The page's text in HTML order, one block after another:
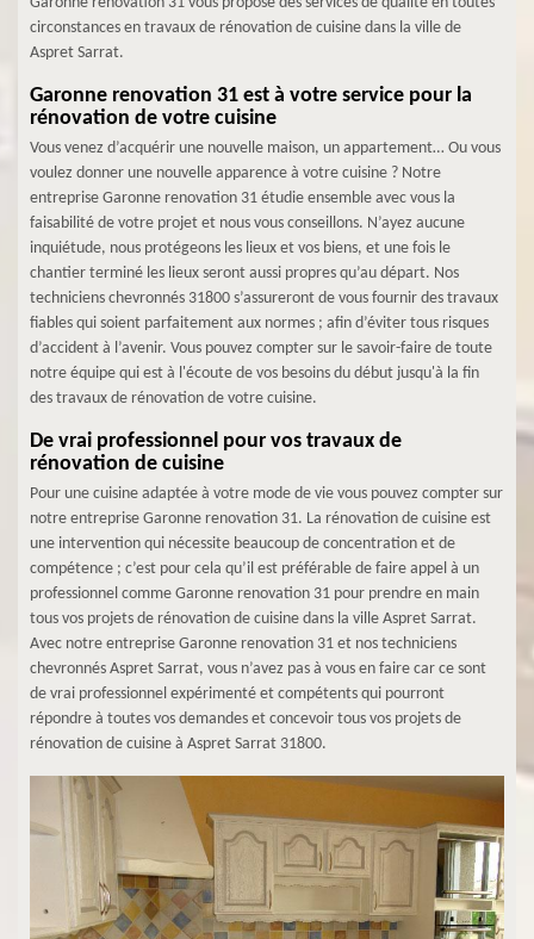
circonstances en travaux de rénovation de cuisine dans la ville de
Aspret Sarrat.
Garonne renovation 31 est à votre service pour la
rénovation de votre cuisine
Vous venez d’acquérir une nouvelle maison, un appartement… Ou vous
voulez donner une nouvelle apparence à votre cuisine ? Notre
entreprise Garonne renovation 31 étudie ensemble avec vous la
faisabilité de votre projet et nous vous conseillons. N’ayez aucune
inquiétude, nous protégeons les lieux et vos biens, et une fois le
chantier terminé les lieux seront aussi propres qu’au départ. Nos
techniciens chevronnés 31800 s’assureront de vous fournir des travaux
fiables qui soient parfaitement aux normes ; afin d’éviter tous risques
d’accident à l’avenir. Vous pouvez compter sur le savoir-faire de toute
notre équipe qui est à l'écoute de vos besoins du début jusqu'à la fin
des travaux de rénovation de votre cuisine.
De vrai professionnel pour vos travaux de
rénovation de cuisine
Pour une cuisine adaptée à votre mode de vie vous pouvez compter sur
notre entreprise Garonne renovation 31. La rénovation de cuisine est
une intervention qui nécessite beaucoup de concentration et de
compétence ; c’est pour cela qu’il est préférable de faire appel à un
professionnel comme Garonne renovation 31 pour prendre en main
tous vos projets de rénovation de cuisine dans la ville Aspret Sarrat.
Avec notre entreprise Garonne renovation 31 et nos techniciens
chevronnés Aspret Sarrat, vous n’avez pas à vous en faire car ce sont
de vrai professionnel expérimenté et compétents qui pourront
répondre à toutes vos demandes et concevoir tous vos projets de
rénovation de cuisine à Aspret Sarrat 31800.